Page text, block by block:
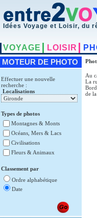
Idées Voyage et Loisir, du
VOYAGE LOISIR
MOTEUR DE PHOTO
Effectuer une nouvelle
recherche :
Localisations
Types de photos
Montagnes & Monts
Océans, Mers & Lacs
Civilisations
Fleurs & Animaux
Classement par
Ordre alphabétique
Date
Au
La
de